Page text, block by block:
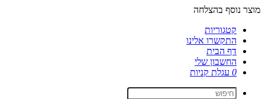
מוצר נוסף בהצלחה
קטגוריות
התקשרו אלינו
דף הבית
החשבון שלי
0 עגלת קניות